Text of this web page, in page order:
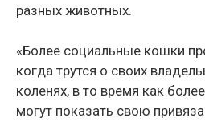
разных животных.
«Более социальные кошки
когда трутся о своих
коленях, в то время как
могут показать свою